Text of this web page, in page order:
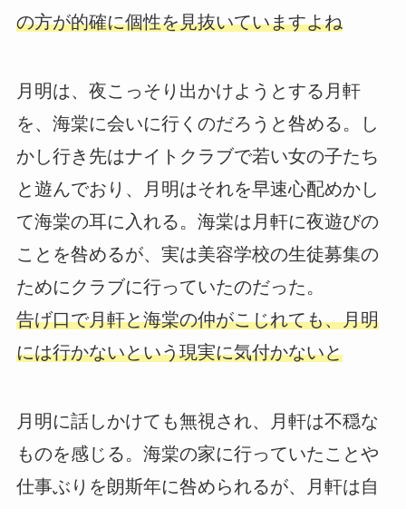
の方が的確に個性を見抜いていますよね
月明は、夜こっそり出かけようとする月軒
を、海棠に会いに行くのだろうと咎める。し
かし行き先はナイトクラブで若い女の子たち
と遊んでおり、月明はそれを早速心配めかし
て海棠の耳に入れる。海棠は月軒に夜遊びの
ことを咎めるが、実は美容学校の生徒募集の
ためにクラブに行っていたのだった。
告げ口で月軒と海棠の仲がこじれても、月明
には行かないという現実に気付かないと
月明に話しかけても無視され、月軒は不穏な
ものを感じる。海棠の家に行っていたことや
仕事ぶりを朗斯年に咎められるが、月軒は自